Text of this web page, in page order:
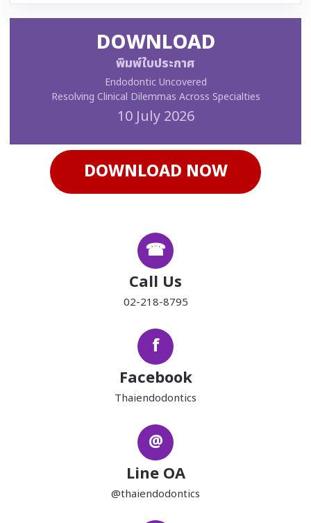
DOWNLOAD
พิมพ์ใบประกาศ
Endodontic Uncovered
Resolving Clinical Dilemmas Across Specialties
10 July 2026
DOWNLOAD NOW
☎
Call Us
02-218-8795
f
Facebook
Thaiendodontics
@
Line OA
@thaiendodontics